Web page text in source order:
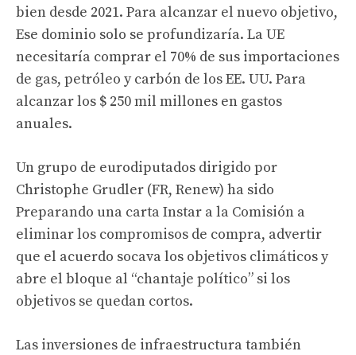
bien desde 2021. Para alcanzar el nuevo objetivo,
Ese dominio solo se profundizaría. La UE
necesitaría comprar el 70% de sus importaciones
de gas, petróleo y carbón de los EE. UU. Para
alcanzar los $ 250 mil millones en gastos
anuales.
Un grupo de eurodiputados dirigido por
Christophe Grudler (FR, Renew) ha sido
Preparando una cartaInstar a la Comisión a
eliminar los compromisos de compra, advertir
que el acuerdo socava los objetivos climáticos y
abre el bloque al “chantaje político” si los
objetivos se quedan cortos.
Las inversiones de infraestructura también